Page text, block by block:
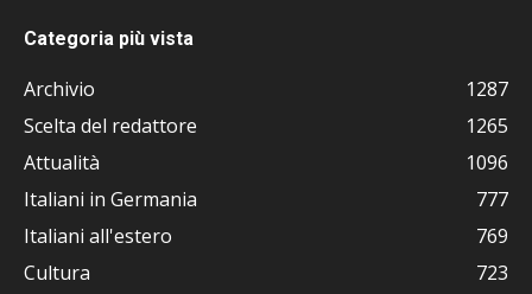
Categoria più vista
Archivio
1287
Scelta del redattore
1265
Attualità
1096
Italiani in Germania
777
Italiani all'estero
769
Cultura
723